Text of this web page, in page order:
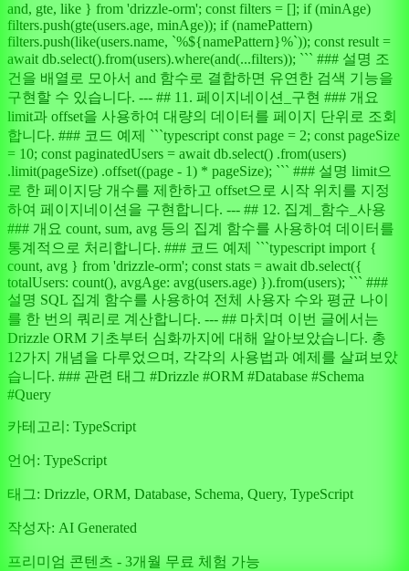
and, gte, like } from 'drizzle-orm'; const filters = []; if (minAge)
filters.push(gte(users.age, minAge)); if (namePattern)
filters.push(like(users.name, `%${namePattern}%`)); const result =
await db.select().from(users).where(and(...filters)); ``` ### 설명 조
건을 배열로 모아서 and 함수로 결합하면 유연한 검색 기능을
구현할 수 있습니다. --- ## 11. 페이지네이션_구현 ### 개요
limit과 offset을 사용하여 대량의 데이터를 페이지 단위로 조회
합니다. ### 코드 예제 ```typescript const page = 2; const pageSize
= 10; const paginatedUsers = await db.select() .from(users)
.limit(pageSize) .offset((page - 1) * pageSize); ``` ### 설명 limit으
로 한 페이지당 개수를 제한하고 offset으로 시작 위치를 지정
하여 페이지네이션을 구현합니다. --- ## 12. 집계_함수_사용
### 개요 count, sum, avg 등의 집계 함수를 사용하여 데이터를
통계적으로 처리합니다. ### 코드 예제 ```typescript import {
count, avg } from 'drizzle-orm'; const stats = await db.select({
totalUsers: count(), avgAge: avg(users.age) }).from(users); ``` ###
설명 SQL 집계 함수를 사용하여 전체 사용자 수와 평균 나이
를 한 번의 쿼리로 계산합니다. --- ## 마치며 이번 글에서는
Drizzle ORM 기초부터 심화까지에 대해 알아보았습니다. 총
12가지 개념을 다루었으며, 각각의 사용법과 예제를 살펴보았
습니다. ### 관련 태그 #Drizzle #ORM #Database #Schema
#Query
카테고리: TypeScript
언어: TypeScript
태그: Drizzle, ORM, Database, Schema, Query, TypeScript
작성자: AI Generated
프리미엄 콘텐츠 - 3개월 무료 체험 가능